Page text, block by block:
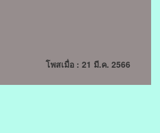
โพสเมื่อ : 21 มี.ค. 2566